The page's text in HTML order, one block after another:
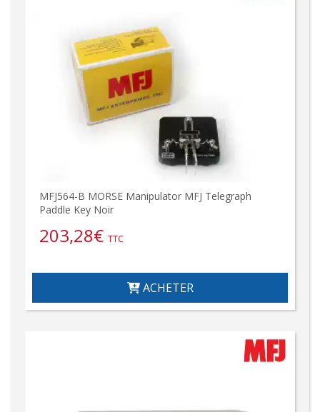
MFJ564-B MORSE Manipulator MFJ Telegraph
Paddle Key Noir
203,28€ TTC
ACHETER